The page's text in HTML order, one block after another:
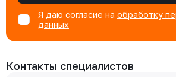
Я даю согласие на обработку
данных
Контакты специалистов